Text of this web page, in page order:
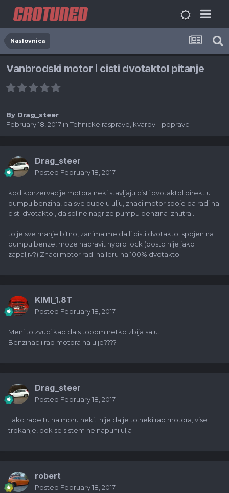
Naslovnica
Vanbrodski motor i cisti dvotaktol pitanje
By Drag_steer
February 18, 2017 in Tehnicke rasprave, kvarovi i popravci
Drag_steer
Posted February 18, 2017
kod konzervacije motora neki stavljaju cisti dvotaktol direkt u
pumpu benzina, da sve bude u ulju, znaci motor spoje da radi na
cisti dvotaktol, da sol ne nagrize pumpu benzina iznutra..
to je sve manje bitno, zanima me da li cisti dvotaktol spojen na
pumpu benze, moze napravit hydro lock (posto nije jako
zapaljiv?) Znaci motor radi na leru na 100% dvotaktol
KIMI_1.8T
Posted February 18, 2017
Meni to zvuci kao da s tobom netko zbija salu.
Benzinac i rad motora na ulje????
Drag_steer
Posted February 18, 2017
Tako rade tu na moru neki.. nije da je to.neki rad motora, vise
trokanje, dok se sistem ne napuni ulja
robert
Posted February 18, 2017